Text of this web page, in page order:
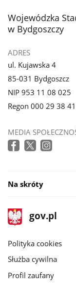
stopka
Wojewódzka
w Bydgoszczy
ADRES
ul. Kujawska 4
85-031 Bydgoszcz
NIP 953 11 08 025
Regon 000 29 38 41
MEDIA
Na skróty
stopka
gov.pl
Strona
gov.pl
gov.pl
Polityka cookies
Służba cywilna
Profil zaufany